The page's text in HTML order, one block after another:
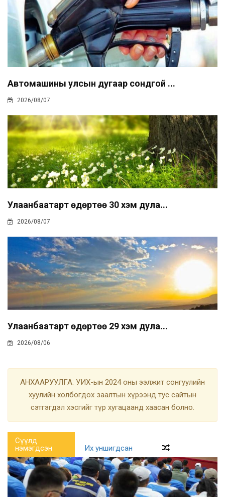
Автомашины улсын дугаар сондгой ...
2026/08/07
Улаанбаатарт өдөртөө 30 хэм дула...
2026/08/07
Улаанбаатарт өдөртөө 29 хэм дула...
2026/08/06
АНХААРУУЛГА: УИХ-ын 2024 оны ээлжит сонгуулийн
хуулийн холбогдох заалтын хүрээнд тус сайтын
сэтгэгдэл хэсгийг түр хугацаанд хаасан болно.
Сүүлд
нэмэгдсэн
Их уншигдсан